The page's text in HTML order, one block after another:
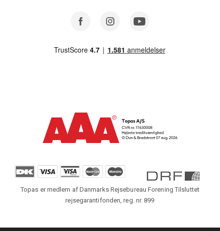
Facebook Instagram
Topas er medlem af Danmarks Rejsebureau Forening Tilsluttet
rejsegarantifonden, reg. nr. 899